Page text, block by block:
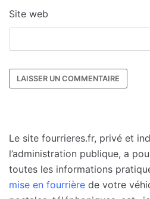
Site web
Le site fourrieres.fr, privé et
l’administration publique, a
toutes les informations
mise en fourrière de votre